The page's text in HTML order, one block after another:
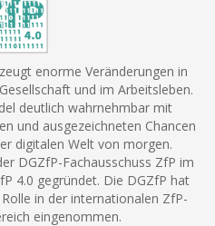
enorme Veränderungen in
und im Arbeitsleben.
deutlich wahrnehmbar mit
und ausgezeichneten Chancen
digitalen Welt von morgen.
DGZfP-Fachausschuss ZfP im
4.0 gegründet. Die DGZfP hat
in der internationalen ZfP-
eingenommen.